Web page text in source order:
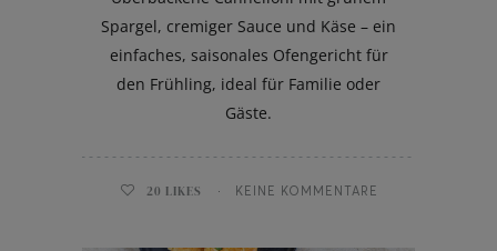
Spargel, cremiger Sauce und Käse – ein
einfaches, saisonales Ofengericht für
den Frühling, ideal für Familie oder
Gäste.
20 LIKES KEINE KOMMENTARE